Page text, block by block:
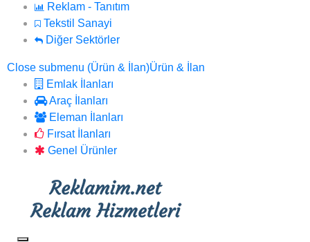
Reklam - Tanıtım
Tekstil Sanayi
Diğer Sektörler
Close submenu (Ürün & İlan)Ürün & İlan
Emlak İlanları
Araç İlanları
Eleman İlanları
Fırsat İlanları
Genel Ürünler